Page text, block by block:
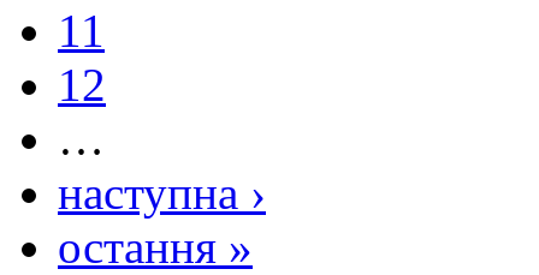
11
12
…
наступна ›
остання »